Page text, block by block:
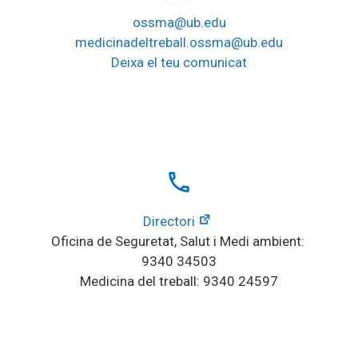
ossma@ub.edu
medicinadeltreball.ossma@ub.edu
Deixa el teu comunicat
local_phone
Directori
Oficina de Seguretat, Salut i Medi ambient:
9340 34503
Medicina del treball: 9340 24597